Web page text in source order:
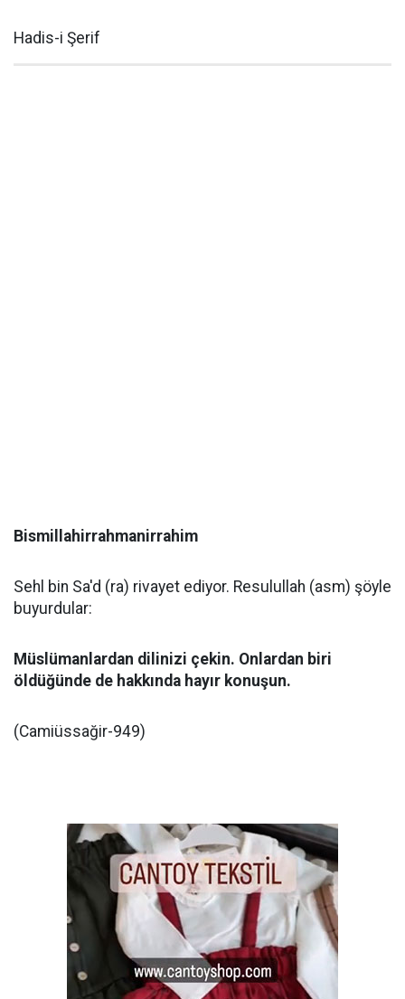
Hadis-i Şerif
Bismillahirrahmanirrahim
Sehl bin Sa'd (ra) rivayet ediyor. Resulullah (asm) şöyle
buyurdular:
Müslümanlardan dilinizi çekin. Onlardan biri
öldüğünde de hakkında hayır konuşun.
(Camiüssağir-949)